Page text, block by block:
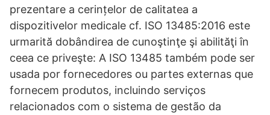
prezentare a cerințelor de calitatea a
dispozitivelor medicale cf. ISO 13485:2016 este
urmarită dobândirea de cunoştinţe şi abilităţi în
ceea ce priveşte: A ISO 13485 também pode ser
usada por fornecedores ou partes externas que
fornecem produtos, incluindo serviços
relacionados com o sistema de gestão da